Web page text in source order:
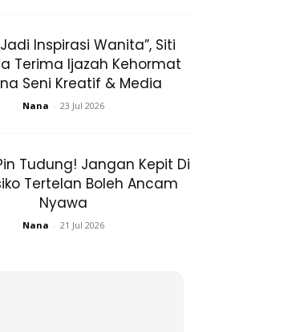
Inspirasi Wanita”, Siti
Terima Ijazah Kehormat
Seni Kreatif & Media
Nana - 23 Jul 2026
Tudung! Jangan Kepit Di
Tertelan Boleh Ancam
Nyawa
Nana - 21 Jul 2026